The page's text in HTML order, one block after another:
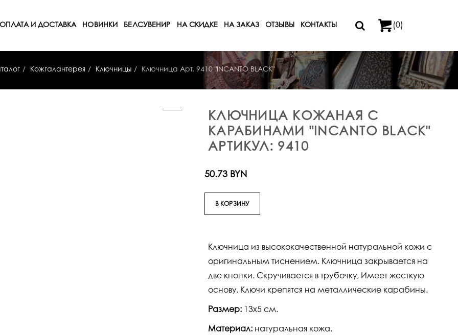
ОПЛАТА И ДОСТАВКА НОВИНКИ БЕЛСУВЕНИР НА СКИДКЕ НА ЗАКАЗ ОТЗЫВЫ КОНТАКТЫ (0)
Кожгалантерея Ключницы Ключница Арт. 9410 "INCANTO BLACK"
КЛЮЧНИЦА КОЖАНАЯ С
КАРАБИНАМИ "INCANTO BLACK"
АРТИКУЛ: 9410
50.73 BYN
В КОРЗИНУ
Ключница из высококачественной натуральной кожи с
оригинальным тиснением. Ключница закрывается на
две кнопки. Скручивается в трубочку, Имеет жесткую
основу. Ключи крепятся на металлические карабины.
Размер: 13х5 см.
Материал: натуральная кожа.